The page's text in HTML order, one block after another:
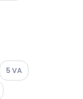
vaihtoehdot
olevat
olevat vaihtoehdot
olevat
Katso käytettävissä
5 VA
olevat vaihtoehdot
olevat